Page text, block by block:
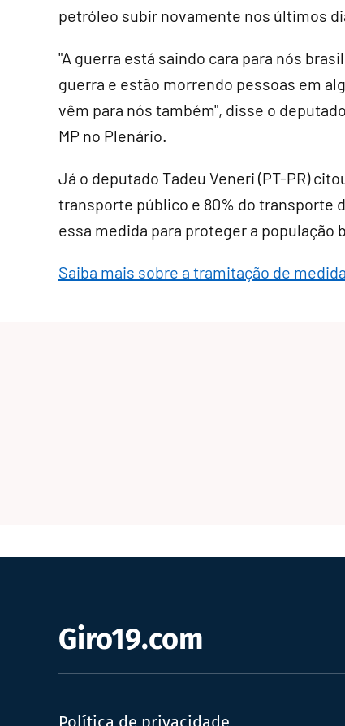
petróleo subir novamente nos últimos
"A guerra está saindo cara para nós
guerra e estão morrendo pessoas em
vêm para nós também", disse o
MP no Plenário.
Já o deputado Tadeu Veneri (PT-PR)
transporte público e 80% do transporte
essa medida para proteger a população
Saiba mais sobre a tramitação de
Giro19.com
Política de privacidade